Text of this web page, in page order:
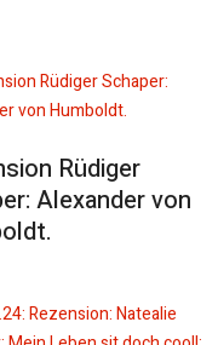
Rüdiger
Alexander von